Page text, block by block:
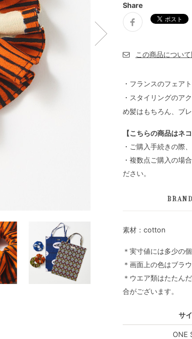
Share
・フランスのフェア
・スタイリングのア
め髪はもちろん、ブ
【こちらの商品はネ
・ご購入手続きの際
・複数点ご購入の場
ださい。
BRAND
素材：cotton
＊実寸値には多少の
＊画面上の色はブラ
＊ウエア類はたたん
合がございます。
サ
ONE